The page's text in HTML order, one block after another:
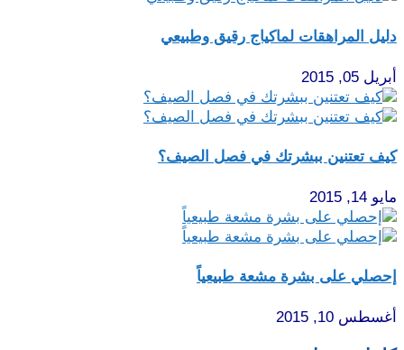
دليل المراهقات لماكياج رقيق وطبيعي
أبريل 05, 2015
كيف تعتنين ببشرتك في فصل الصيف؟
مايو 14, 2015
إحصلي على بشرة مشعة طبيعياً
أغسطس 10, 2015